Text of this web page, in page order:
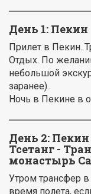
День 1: Пекин
Прилет в Пекин.
Отдых. По
небольшой
заранее).
Ночь в Пекине в
День 2: Пекин
Тсетанг -
монастырь
Утром трансфер в
время полета,